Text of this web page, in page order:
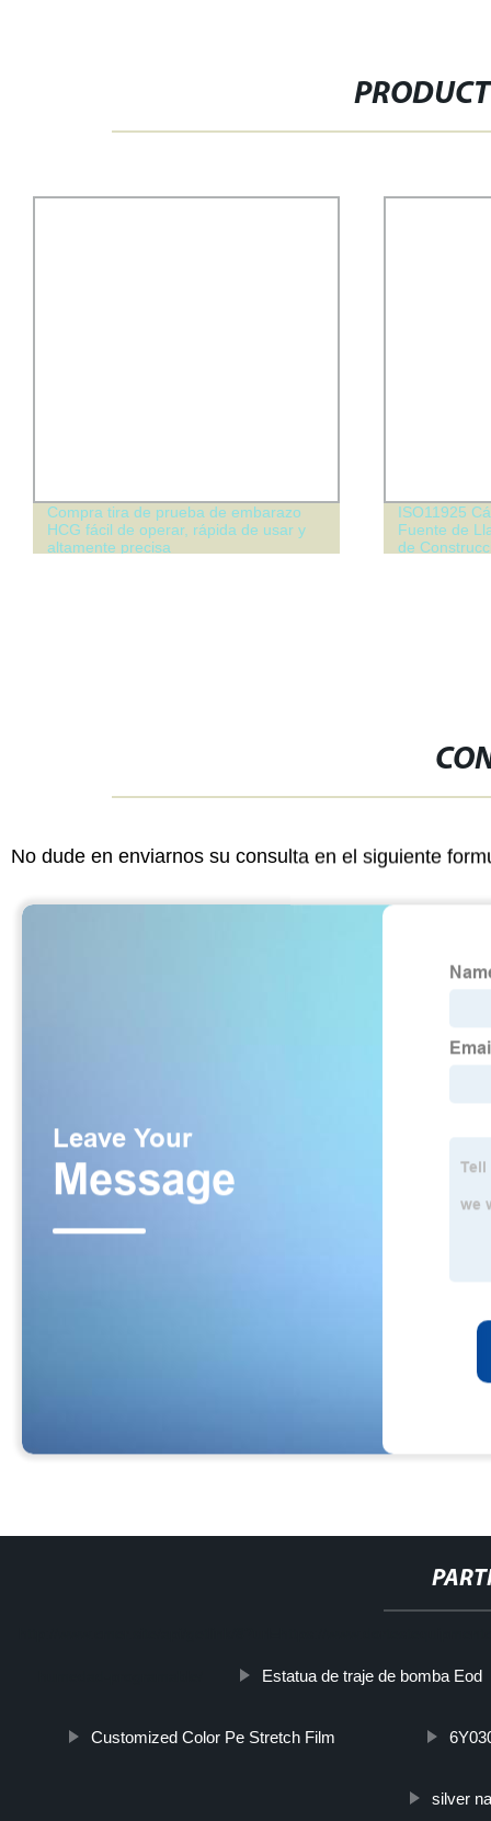
Compra tira de prueba de embarazo
HCG fácil de operar, rápida de usar y
altamente precisa
ISO11925
Fuente de
de
No dude en enviarnos su consulta en el siguiente
Estatua de traje de bomba Eod
Customized Color Pe Stretch Film
silver